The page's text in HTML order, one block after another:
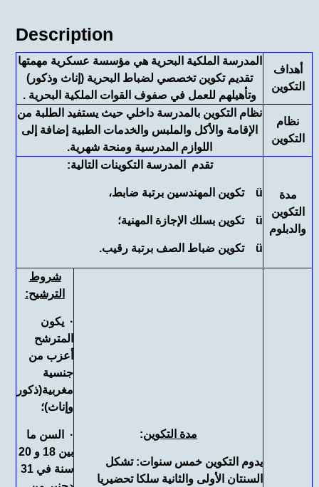
Description
أهداف
التكوين
المدرسة الملكية البحرية هي مؤسسة عسكرية مهمتها
تقديم تكوين تخصصي لضباط البحرية (إناث وذكور)
وتأهيلهم للعمل في صفوف القوات الملكية البحرية .
نظام
التكوين
نظام التكوين بالمدرسة داخلي حيث يستفيد الطلبة من
الإقامة والأكل والملبس والخدمات الطبية إضافة إلى
اللوازم المدرسية ومنحة شهرية.
مدة
التكوين
والدبلوم
تقدم المدرسة التكوينات التالية:
ü تكوين المهندسين برتبة ضابط،
ü تكوين بسلك الإجازة المهنية؛
ü تكوين ضباط الصف برتبة رقيب.
مدة التكوين:
يدوم التكوين خمس سنوات: تشكل
السنتان الأولى والثانية سلكا تحضيريا
شروط
الترشيح:
· يكون
المترشح
أعزب من
جنسية
مغربية(ذكور
وإناث)؛
· السن ما
بين 18 و 20
سنة في 31